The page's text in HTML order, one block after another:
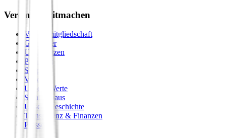
Verein & Mitmachen
Vereinsmitgliedschaft
Gastgeber
Unterstützen
Premium
Shop
Vision
Unsere Werte
Seminarhaus
Unsere Geschichte
Transparenz & Finanzen
Presse